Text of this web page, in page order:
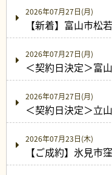
2026年07月27日(月)
【新着】富山市松
2026年07月27日(月)
＜契約日決定＞富
2026年07月27日(月)
＜契約日決定＞立
2026年07月23日(木)
【ご成約】氷見市